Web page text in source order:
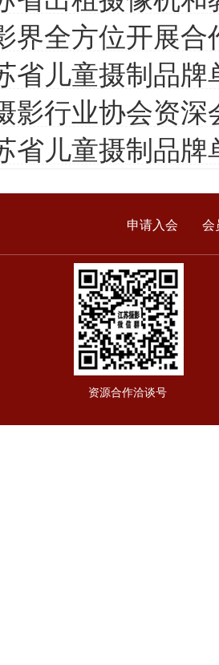
界全方位开展合
省儿童摄制品
影行业协会资
省儿童摄制品牌
申请入会 会
资源合作洽谈号